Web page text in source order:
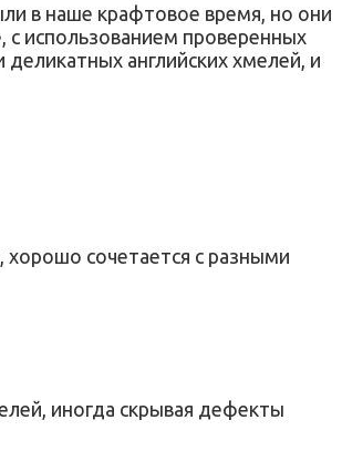
в наше крафтовое время, но они
с использованием проверенных
английских хмелей, и
сочетается с разными
иногда скрывая дефекты